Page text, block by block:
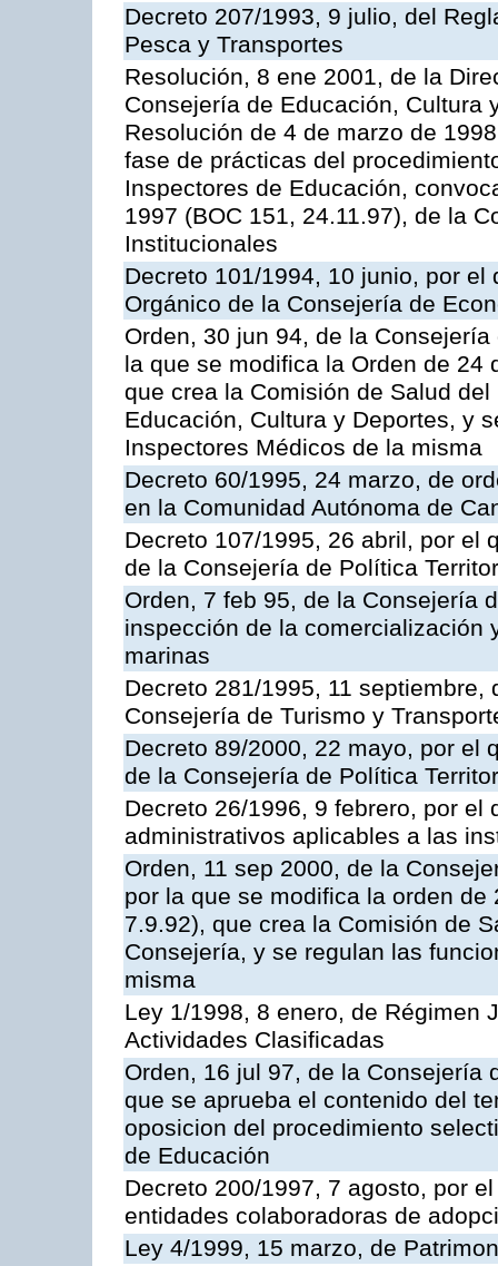
Decreto 207/1993, 9 julio, del
Pesca y Transportes
Resolución, 8 ene 2001, de la
Consejería de Educación, Cultura
Resolución de 4 de marzo de
fase de prácticas del
Inspectores de Educación,
1997 (BOC 151, 24.11.97), de la
Institucionales
Decreto 101/1994, 10 junio, por
Orgánico de la Consejería de
Orden, 30 jun 94, de la
la que se modifica la Orden de 24
que crea la Comisión de Salud
Educación, Cultura y Deportes, y
Inspectores Médicos de la misma
Decreto 60/1995, 24 marzo, de
en la Comunidad Autónoma de
Decreto 107/1995, 26 abril, por el
de la Consejería de Política
Orden, 7 feb 95, de la Consejería
inspección de la comercialización
marinas
Decreto 281/1995, 11
Consejería de Turismo y
Decreto 89/2000, 22 mayo, por el
de la Consejería de Política
Decreto 26/1996, 9 febrero, por
administrativos aplicables a las
Orden, 11 sep 2000, de la
por la que se modifica la orden
7.9.92), que crea la Comisión de
Consejería, y se regulan las
misma
Ley 1/1998, 8 enero, de Régimen
Actividades Clasificadas
Orden, 16 jul 97, de la Consejería
que se aprueba el contenido del
oposicion del procedimiento
de Educación
Decreto 200/1997, 7 agosto, por
entidades colaboradoras de
Ley 4/1999, 15 marzo, de